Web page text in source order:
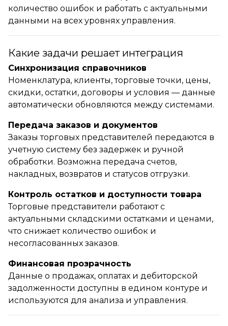
количество ошибок и работать с актуальными
данными на всех уровнях управления.
Какие задачи решает интеграция
Синхронизация справочников
Номенклатура, клиенты, торговые точки, цены,
скидки, остатки, договоры и условия — данные
автоматически обновляются между системами.
Передача заказов и документов
Заказы торговых представителей передаются в
учетную систему без задержек и ручной
обработки. Возможна передача счетов,
накладных, возвратов и статусов отгрузки.
Контроль остатков и доступности товара
Торговые представители работают с
актуальными складскими остатками и ценами,
что снижает количество ошибок и
несогласованных заказов.
Финансовая прозрачность
Данные о продажах, оплатах и дебиторской
задолженности доступны в едином контуре и
используются для анализа и управления.